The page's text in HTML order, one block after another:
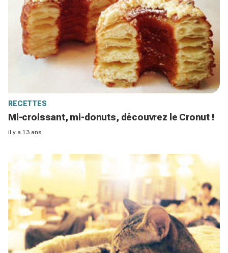
RECETTES
Mi-croissant, mi-donuts, découvrez le Cronut !
il y a 13 ans